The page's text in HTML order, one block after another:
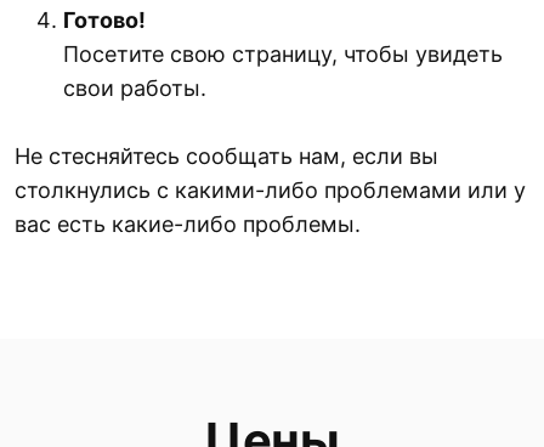
Готово!
Посетите свою страницу, чтобы увидеть
свои работы.
Не стесняйтесь сообщать нам, если вы
столкнулись с какими-либо проблемами или у
вас есть какие-либо проблемы.